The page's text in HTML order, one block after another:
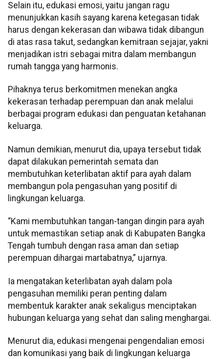
Selain itu, edukasi emosi, yaitu jangan ragu
menunjukkan kasih sayang karena ketegasan tidak
harus dengan kekerasan dan wibawa tidak dibangun
di atas rasa takut, sedangkan kemitraan sejajar, yakni
menjadikan istri sebagai mitra dalam membangun
rumah tangga yang harmonis.
Pihaknya terus berkomitmen menekan angka
kekerasan terhadap perempuan dan anak melalui
berbagai program edukasi dan penguatan ketahanan
keluarga.
Namun demikian, menurut dia, upaya tersebut tidak
dapat dilakukan pemerintah semata dan
membutuhkan keterlibatan aktif para ayah dalam
membangun pola pengasuhan yang positif di
lingkungan keluarga.
“Kami membutuhkan tangan-tangan dingin para ayah
untuk memastikan setiap anak di Kabupaten Bangka
Tengah tumbuh dengan rasa aman dan setiap
perempuan dihargai martabatnya,” ujarnya.
Ia mengatakan keterlibatan ayah dalam pola
pengasuhan memiliki peran penting dalam
membentuk karakter anak sekaligus menciptakan
hubungan keluarga yang sehat dan saling menghargai.
Menurut dia, edukasi mengenai pengendalian emosi
dan komunikasi yang baik di lingkungan keluarga